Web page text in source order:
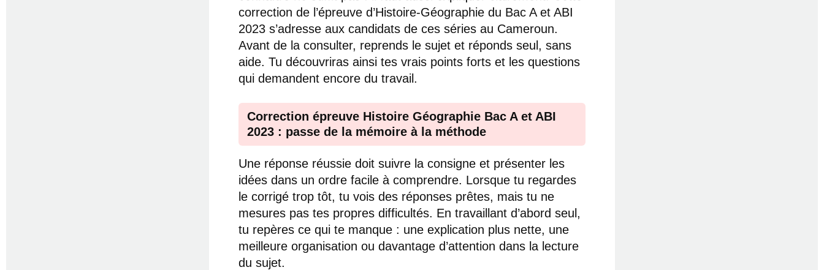
correction de l’épreuve d’Histoire-Géographie du Bac A et ABI
2023 s’adresse aux candidats de ces séries au Cameroun.
Avant de la consulter, reprends le sujet et réponds seul, sans
aide. Tu découvriras ainsi tes vrais points forts et les questions
qui demandent encore du travail.
Correction épreuve Histoire Géographie Bac A et ABI
2023 : passe de la mémoire à la méthode
Une réponse réussie doit suivre la consigne et présenter les
idées dans un ordre facile à comprendre. Lorsque tu regardes
le corrigé trop tôt, tu vois des réponses prêtes, mais tu ne
mesures pas tes propres difficultés. En travaillant d’abord seul,
tu repères ce qui te manque : une explication plus nette, une
meilleure organisation ou davantage d’attention dans la lecture
du sujet.